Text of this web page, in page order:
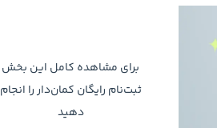
برای مشاهده کامل این بخش
ثبت‌نام رایگان کمان‌دار را انجام
دهید